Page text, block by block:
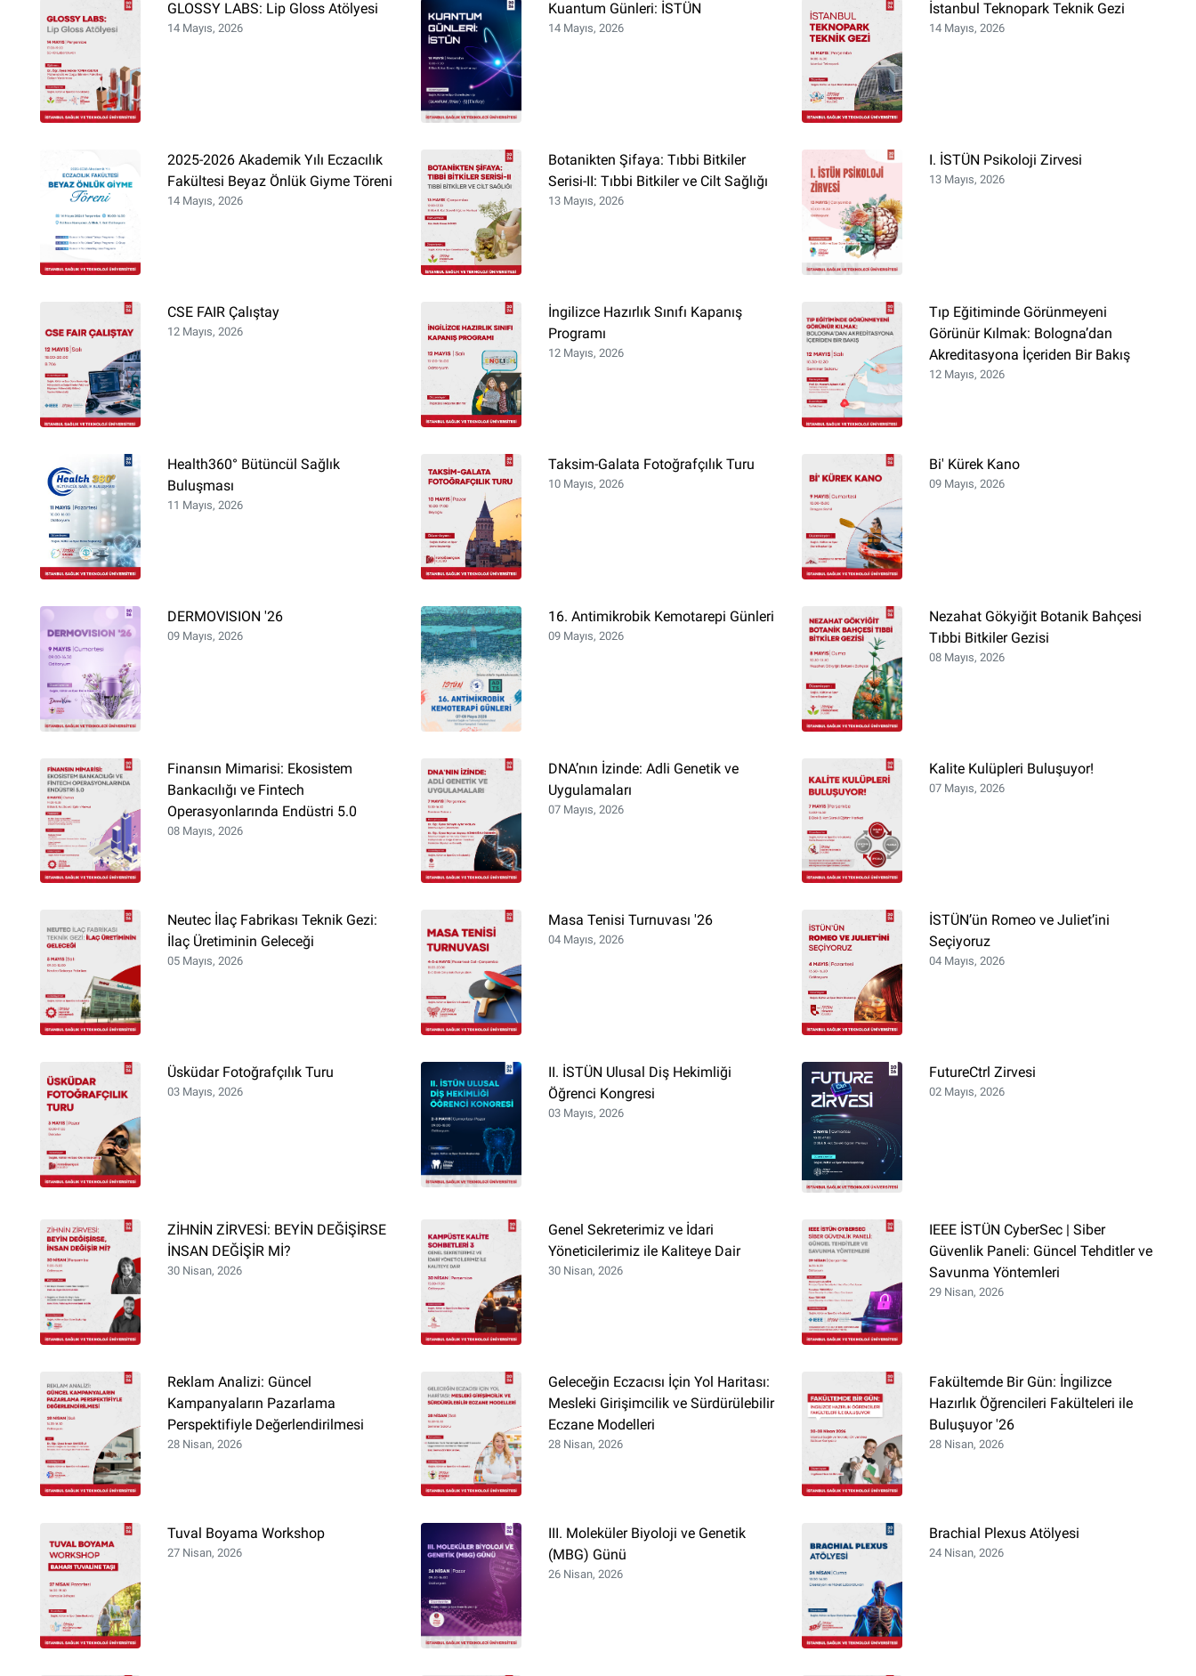
GLOSSY LABS: Lip Gloss Atölyesi
14 Mayıs, 2026
Kuantum Günleri: İSTÜN
14 Mayıs, 2026
İstanbul Teknopark Teknik Gezi
14 Mayıs, 2026
2025-2026 Akademik Yılı Eczacılık
Fakültesi Beyaz Önlük Giyme Töreni
14 Mayıs, 2026
Botanikten Şifaya: Tıbbi Bitkiler
Serisi-II: Tıbbi Bitkiler ve Cilt Sağlığı
13 Mayıs, 2026
I. İSTÜN Psikoloji Zirvesi
13 Mayıs, 2026
CSE FAIR Çalıştay
12 Mayıs, 2026
İngilizce Hazırlık Sınıfı Kapanış
Programı
12 Mayıs, 2026
Tıp Eğitiminde Görünmeyeni
Görünür Kılmak: Bologna’dan
Akreditasyona İçeriden Bir Bakış
12 Mayıs, 2026
Health360° Bütüncül Sağlık
Buluşması
11 Mayıs, 2026
Taksim-Galata Fotoğrafçılık Turu
10 Mayıs, 2026
Bi' Kürek Kano
09 Mayıs, 2026
DERMOVISION '26
09 Mayıs, 2026
16.⁠ ⁠Antimikrobik Kemotarepi Günleri
09 Mayıs, 2026
Nezahat Gökyiğit Botanik Bahçesi
Tıbbi Bitkiler Gezisi
08 Mayıs, 2026
Finansın Mimarisi: Ekosistem
Bankacılığı ve Fintech
Operasyonlarında Endüstri 5.0
08 Mayıs, 2026
DNA’nın İzinde: Adli Genetik ve
Uygulamaları
07 Mayıs, 2026
Kalite Kulüpleri Buluşuyor!
07 Mayıs, 2026
Neutec İlaç Fabrikası Teknik Gezi:
İlaç Üretiminin Geleceği
05 Mayıs, 2026
Masa Tenisi Turnuvası '26
04 Mayıs, 2026
İSTÜN’ün Romeo ve Juliet’ini
Seçiyoruz
04 Mayıs, 2026
Üsküdar Fotoğrafçılık Turu
03 Mayıs, 2026
II. İSTÜN Ulusal Diş Hekimliği
Öğrenci Kongresi
03 Mayıs, 2026
FutureCtrl Zirvesi
02 Mayıs, 2026
ZİHNİN ZİRVESİ: BEYİN DEĞİŞİRSE
İNSAN DEĞİŞİR Mİ?
30 Nisan, 2026
Genel Sekreterimiz ve İdari
Yöneticilerimiz ile Kaliteye Dair
30 Nisan, 2026
IEEE İSTÜN CyberSec | Siber
Güvenlik Paneli: Güncel Tehditler ve
Savunma Yöntemleri
29 Nisan, 2026
Reklam Analizi: Güncel
Kampanyaların Pazarlama
Perspektifiyle Değerlendirilmesi
28 Nisan, 2026
Geleceğin Eczacısı İçin Yol Haritası:
Mesleki Girişimcilik ve Sürdürülebilir
Eczane Modelleri
28 Nisan, 2026
Fakültemde Bir Gün: İngilizce
Hazırlık Öğrencileri Fakülteleri ile
Buluşuyor '26
28 Nisan, 2026
Tuval Boyama Workshop
27 Nisan, 2026
III. Moleküler Biyoloji ve Genetik
(MBG) Günü
26 Nisan, 2026
Brachial Plexus Atölyesi
24 Nisan, 2026